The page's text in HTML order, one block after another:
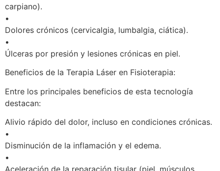
carpiano).
•
Dolores crónicos (cervicalgia, lumbalgia, ciática).
•
Úlceras por presión y lesiones crónicas en piel.
Beneficios de la Terapia Láser en Fisioterapia:
Entre los principales beneficios de esta tecnología
destacan:
Alivio rápido del dolor, incluso en condiciones crónicas.
•
Disminución de la inflamación y el edema.
•